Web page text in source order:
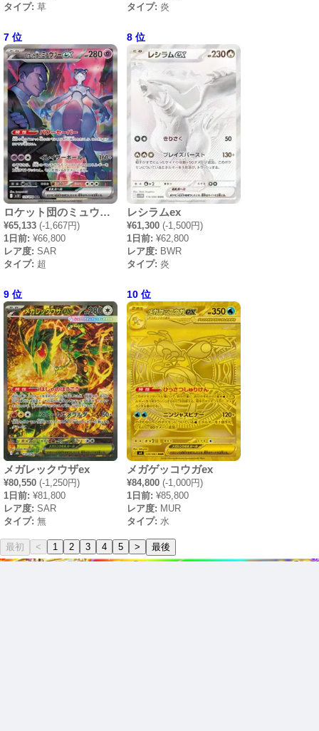
タイプ: 草
タイプ: 炎
7 位
ロケット団のミュウツーex
¥65,133 (-1,667円)
1日前: ¥66,800
レア度: SAR
タイプ: 超
8 位
レシラムex
¥61,300 (-1,500円)
1日前: ¥62,800
レア度: BWR
タイプ: 炎
9 位
メガレックウザex
¥80,550 (-1,250円)
1日前: ¥81,800
レア度: SAR
タイプ: 無
10 位
メガゲッコウガex
¥84,800 (-1,000円)
1日前: ¥85,800
レア度: MUR
タイプ: 水
最初 < 1 2 3 4 5 > 最後